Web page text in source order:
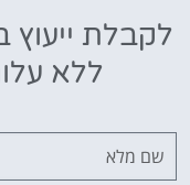
לקבלת ייעוץ
ללא